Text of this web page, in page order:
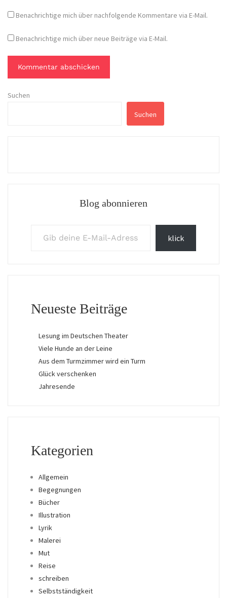
Benachrichtige mich über nachfolgende Kommentare via E-Mail.
Benachrichtige mich über neue Beiträge via E-Mail.
Suchen
Suchen
Blog abonnieren
klick
Neueste Beiträge
Lesung im Deutschen Theater
Viele Hunde an der Leine
Aus dem Turmzimmer wird ein Turm
Glück verschenken
Jahresende
Kategorien
Allgemein
Begegnungen
Bücher
Illustration
Lyrik
Malerei
Mut
Reise
schreiben
Selbstständigkeit